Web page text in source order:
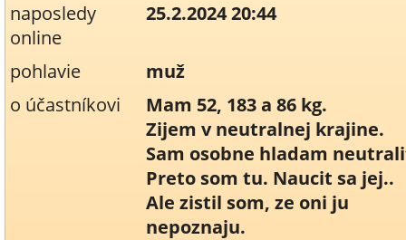
naposledy
online
25.2.2024 20:44
pohlavie
muž
o účastníkovi
Mam 52, 183 a 86 kg.
Zijem v neutralnej krajine.
Sam osobne hladam
Preto som tu. Naucit sa jej..
Ale zistil som, ze oni ju
nepoznaju.